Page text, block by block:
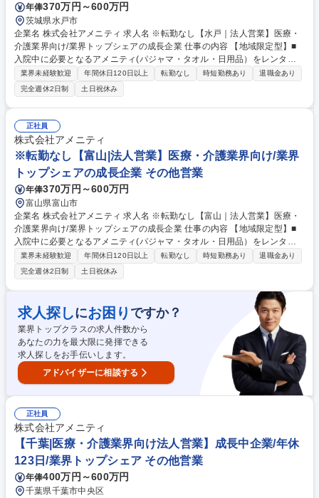
年俸370万円～600万円
茨城県水戸市
企業名 株式会社アメニティ 求人名 ※転勤なし【水戸｜法人営業】医療・
介護業界向け/業界トップシェアの成長企業 仕事の内容 【地域限定型】■
入院中に必要となるアメニティ(パジャマ・タオル・日用品）をレンタル
するアメニティサポートシステムを提供している当社にて、病院・介護施
設向けの提案営業をお任せ致します。 アメニティのレンタルサービスの提
案だけでなく、人材派遣・紹介等幅広く事業展開しているため、多角的に
提案ができることもポイントの一つです。社会貢献性も高く、今後の高齢
化社会において成長が見込める産業です。 また、病院や介護施設の業務軽
減に貢献する事で、患者様、利用者様へのサービス向上に直結する為、大
変やりがいのあるお仕事です。 ★2007年の設立以来、従業員数2,600名を
超える企業に成長した優良企業！ 募集職種 ※転勤なし【水戸｜法人営
業】医療・介護業界向け/業界トップシェアの成長企業
業界未経験歓迎 年間休日120日以上 転勤なし 時短勤務あり
退職金あり
完全週休2日制
土日祝休み
正社員
株式会社アメニティ
※転勤なし【富山|法人営業】医療・介護業界向け/業界
トップシェアの成長企業 その他営業
年俸370万円～600万円
富山県富山市
企業名 株式会社アメニティ 求人名 ※転勤なし【富山｜法人営業】医療・
介護業界向け/業界トップシェアの成長企業 仕事の内容 【地域限定型】■
入院中に必要となるアメニティ(パジャマ・タオル・日用品）をレンタル
するアメニティサポートシステムを提供している当社にて、病院・介護施
設向けの提案営業をお任せ致します。 アメニティのレンタルサービスの提
案だけでなく、人材派遣・紹介等幅広く事業展開しているため、多角的に
提案ができることもポイントの一つです。社会貢献性も高く、今後の高齢
化社会において成長が見込める産業です。 また、病院や介護施設の業務軽
減に貢献する事で、患者様、利用者様へのサービス向上に直結する為、大
変やりがいのあるお仕事です。 ★2007年の設立以来、従業員数2,600名を
超える企業に成長した優良企業！ 募集職種 ※転勤なし【富山｜法人営
業】医療・介護業界向け/業界トップシェアの成長企業
業界未経験歓迎 年間休日120日以上 転勤なし 時短勤務あり
退職金あり
完全週休2日制
土日祝休み
求人探しにお困り ですか？
業界トップクラスの求人件数から
あなたの力を最大限に発揮できる
求人探しをお手伝いします。
アドバイザーに相談する
正社員
株式会社アメニティ
【千葉|医療・介護業界向け法人営業】成長中企業/年休
123日/業界トップシェア その他営業
年俸400万円～600万円
千葉県千葉市中央区